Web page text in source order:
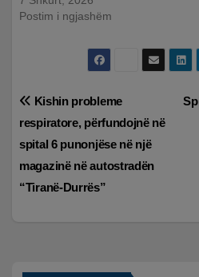
Postim i ngjashëm
Lëvizje
te
postimet
Kishin probleme
respiratore, përfundojnë në
spital 6 punonjëse në një
magazinë në autostradën
“Tiranë-Durrës”